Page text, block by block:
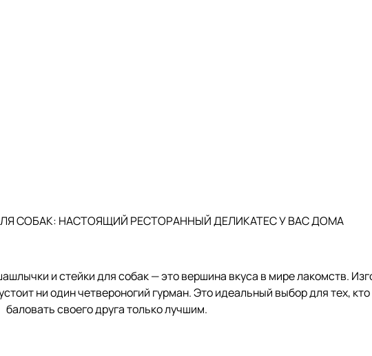
СОБАК: НАСТОЯЩИЙ РЕСТОРАННЫЙ ДЕЛИКАТЕС У ВАС ДОМА
и стейки для собак — это вершина вкуса в мире лакомств.
ни один четвероногий гурман. Это идеальный выбор для тех,
баловать своего друга только лучшим.